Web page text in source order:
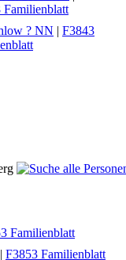
Familienblatt
? NN | F3843
Familienblatt
| F3853 Familienblatt